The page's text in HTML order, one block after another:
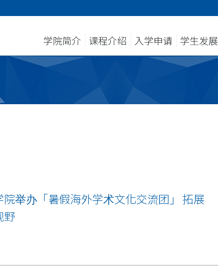
学院简介 课程介绍 入学申请 学生发展
院举办「暑假海外学术文化交流团」 拓展
野